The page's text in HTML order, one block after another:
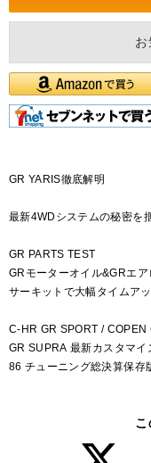
お
GR YARIS徹底解明
最新4WDシステムの秘密を
GR PARTS TEST
GRモーターオイル&GRエ
サーキットで大幅タイムア
C-HR GR SPORT / COPEN
GR SUPRA 最新カスタマイ
86 チューニング総決算保存
こ